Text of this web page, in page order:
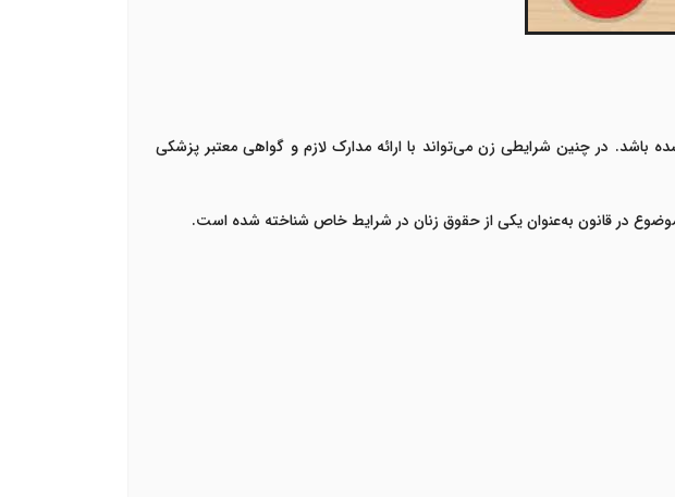
باشد. در چنین شرایطی زن می‌تواند با ارائه مدارک لازم و گواهی معتبر پزشکی
در قانون به‌عنوان یکی از حقوق زنان در شرایط خاص شناخته شده است.